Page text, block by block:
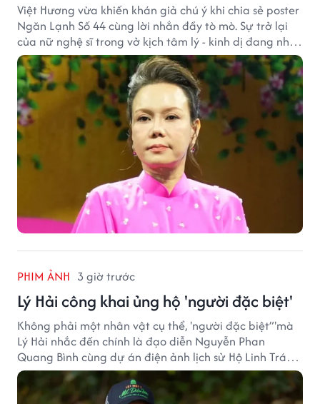
Việt Hương vừa khiến khán giả chú ý khi chia sẻ poster
Ngăn Lạnh Số 44 cùng lời nhắn đầy tò mò. Sự trở lại
của nữ nghệ sĩ trong vở kịch tâm lý - kinh dị đang nhận
được nhiều quan tâm từ công chúng.
PHIM ẢNH 3 giờ trước
Lý Hải công khai ủng hộ 'người đặc biệt'
Không phải một nhân vật cụ thể, 'người đặc biệt”'mà
Lý Hải nhắc đến chính là đạo diễn Nguyễn Phan
Quang Bình cùng dự án điện ảnh lịch sử Hộ Linh Tráng
Sĩ: Bí Ẩn Mộ Vua Đinh.